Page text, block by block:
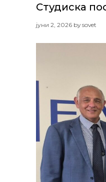
Студиска
јуни 2, 2026 bysovet